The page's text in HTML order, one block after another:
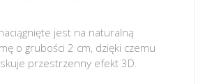
jest na naturalną
o grubości 2 cm, dzięki czemu
przestrzenny efekt 3D.